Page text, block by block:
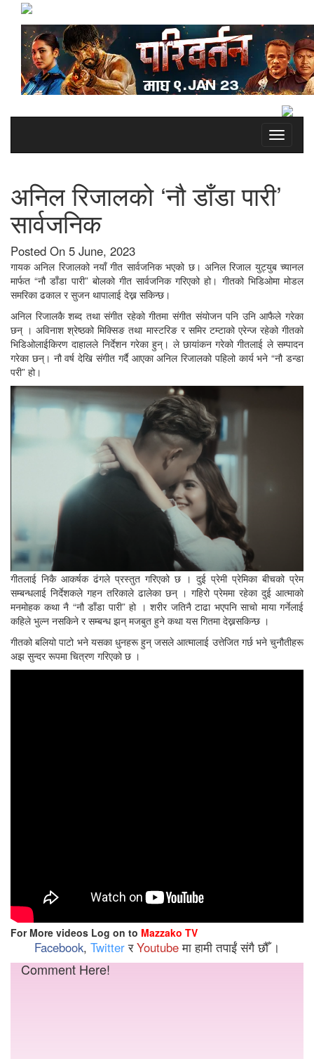
Toggle
अनिल रिजालको ‘नौ डाँडा पारी’
सार्वजनिक
Posted On 5 June, 2023
गायक अनिल रिजालको नयाँ गीत सार्वजनिक भएको छ। अनिल रिजाल युट्युब च्यानल
मार्फत “नौ डाँडा पारी” बोलको गीत सार्वजनिक गरिएको हो। गीतको भिडिओमा मोडल
समरिका ढकाल र सुजन थापालाई देख्न सकिन्छ।
अनिल रिजालकै शब्द तथा संगीत रहेको गीतमा संगीत संयोजन पनि उनि आफैले गरेका
छन् । अविनाश श्रेष्ठको मिक्सिङ तथा मास्टरिङ र समिर टम्टाको एरेन्ज रहेको गीतको
भिडिओलाईकिरण दाहालले निर्देशन गरेका हुन्। ले छायांकन गरेको गीतलाई ले सम्पादन
गरेका छन्। नौ वर्ष देखि संगीत गर्दै आएका अनिल रिजालको पहिलो कार्य भने “नौ डन्डा
परी” हो।
गीतलाई निकै आकर्षक ढंगले प्रस्तुत गरिएको छ । दुई प्रेमी प्रेमिका बीचको प्रेम
सम्बन्धलाई निर्देशकले गहन तरिकाले ढालेका छन् । गहिरो प्रेममा रहेका दुई आत्माको
मनमोहक कथा नै “नौ डाँडा पारी” हो । शरीर जतिनै टाढा भएपनि साचो माया गर्नेलाई
कहिले भुल्न नसकिने र सम्बन्ध झन् मजबुत हुने कथा यस गितमा देख्नसकिन्छ ।
गीतको बलियो पाटो भने यसका धुनहरू हुन् जसले आत्मालाई उत्तेजित गर्छ भने चुनौतीहरू
अझ सुन्दर रूपमा चित्रण गरिएको छ ।
For More videos Log on to Mazzako TV
Facebook, TwitterरYoutubeमा हामी तपाईं संगै छौँ ।
Comment Here!